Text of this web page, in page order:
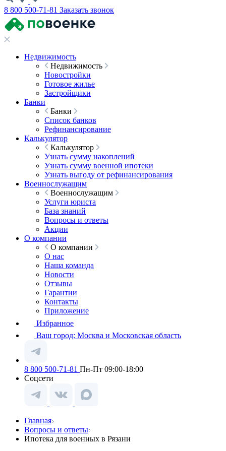
8 800 500-71-81 Заказать звонок
Недвижимость
Недвижимость
Новостройки
Готовое жилье
Застройщики
Банки
Банки
Список банков
Рефинансирование
Калькулятор
Калькулятор
Узнать сумму накоплений
Узнать сумму военной ипотеки
Узнать выгоду от рефинансирования
Военнослужащим
Военнослужащим
Услуги юриста
База знаний
Вопросы и ответы
Акции
О компании
О компании
О нас
Наша команда
Новости
Отзывы
Гарантии
Контакты
Приложение
Избранное
Ваш город: Москва и Московская область
8 800 500-71-81 Пн-Пт 09:00-18:00
Соцсети
Главная
Вопросы и ответы
Ипотека для военных в Рязани